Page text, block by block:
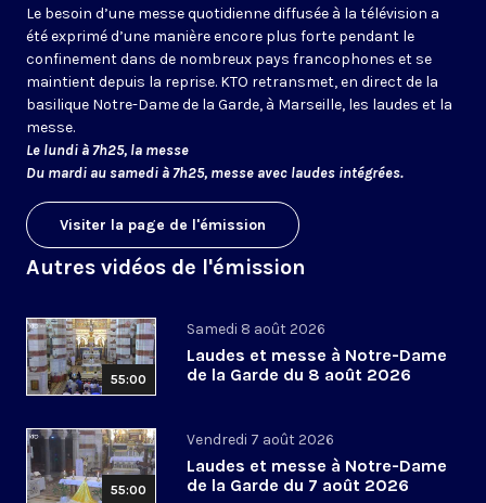
Le besoin d’une messe quotidienne diffusée à la télévision a
été exprimé d’une manière encore plus forte pendant le
confinement dans de nombreux pays francophones et se
maintient depuis la reprise. KTO retransmet, en direct de la
basilique Notre-Dame de la Garde, à Marseille, les laudes et la
messe.
Le lundi à 7h25, la messe
Du mardi au samedi à 7h25, messe avec laudes intégrées.
Visiter la page de l'émission
Autres vidéos de l'émission
55:00
Samedi 8 août 2026
Laudes et messe à Notre-Dame
de la Garde du 8 août 2026
55:00
Vendredi 7 août 2026
Laudes et messe à Notre-Dame
de la Garde du 7 août 2026